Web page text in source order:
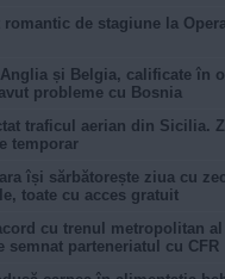
de stagiune la
Anglia și Belgia, calificate în
probleme cu Bosnia
traficul aerian din Sicilia.
temporar
își sărbătorește ziua cu
toate cu acces gratuit
cu trenul metropolitan
semnat parteneriatul cu CFR